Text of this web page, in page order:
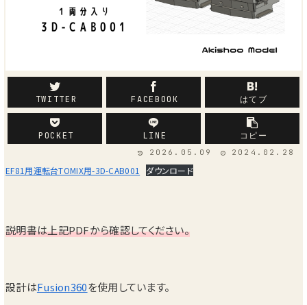
TWITTER FACEBOOK はてブ
POCKET LINE コピー
2026.05.09 2024.02.28
EF81用運転台TOMIX用-3D-CAB001 ダウンロード
説明書は上記PDFから確認してください。
設計はFusion360を使用しています。